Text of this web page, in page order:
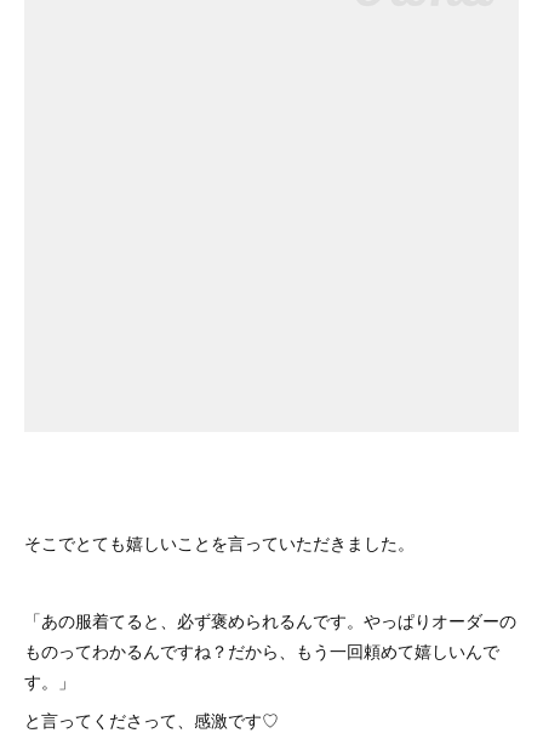
そこでとても嬉しいことを言っていただきました。
「あの服着てると、必ず褒められるんです。やっぱりオーダーの
ものってわかるんですね？だから、もう一回頼めて嬉しいんで
す。」
と言ってくださって、感激です♡